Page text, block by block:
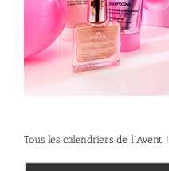
Tous les calendriers de l’Avent !